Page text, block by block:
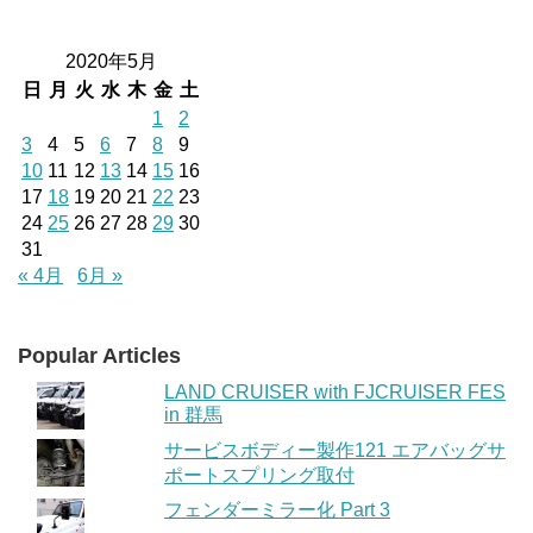
2020年5月
日
月 火 水 木 金 土
1
2
3
4 5 6 7 8
9
10 11 12 13 14 15 16
17 18 19 20 21 22 23
24 25 26 27 28 29 30
31
« 4月
6月 »
Popular Articles
LAND CRUISER with FJCRUISER FES
in 群馬
サービスボディー製作121 エアバッグサ
ポートスプリング取付
フェンダーミラー化 Part 3